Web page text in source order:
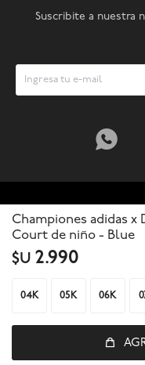
Championes adidas x
Court de niño - Blue
$U 2.990
04K 05K 06K
Suscribite a nuestra
